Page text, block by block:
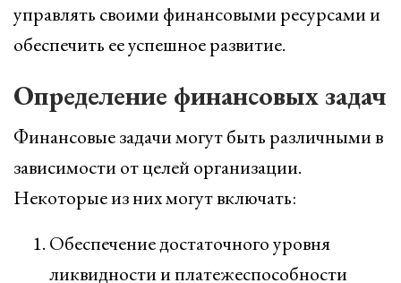
управлять своими финансовыми ресурсами и
обеспечить ее успешное развитие.
Определение финансовых задач
Финансовые задачи могут быть различными в
зависимости от целей организации.
Некоторые из них могут включать:
Обеспечение достаточного уровня
ликвидности и платежеспособности